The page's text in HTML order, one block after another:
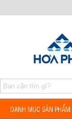
DANH MỤC SẢN PHẨM